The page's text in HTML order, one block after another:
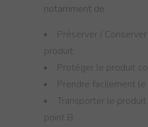
notamment de :
Préserver /
produit.
Protéger le produit
Prendre facilement
Transporter le produit
point B